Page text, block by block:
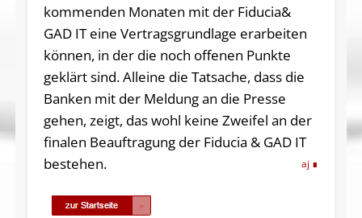
kommenden Monaten mit der Fiducia&
GAD IT eine Vertragsgrundlage erarbeiten
können, in der die noch offenen Punkte
geklärt sind. Alleine die Tatsache, dass die
Banken mit der Meldung an die Presse
gehen, zeigt, das wohl keine Zweifel an der
finalen Beauftragung der Fiducia & GAD IT
bestehen.
aj